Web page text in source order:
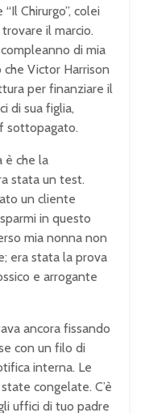
Chirurgo”, colei
il marcio.
di mia
Victor Harrison
per finanziare il
di sua figlia,
sottopagato.
è che la
stata un test.
un cliente
in questo
mia nonna non
era stata la prova
e arrogante
ancora fissando
con un filo di
interna. Le
congelate. C’è
uffici di tuo padre